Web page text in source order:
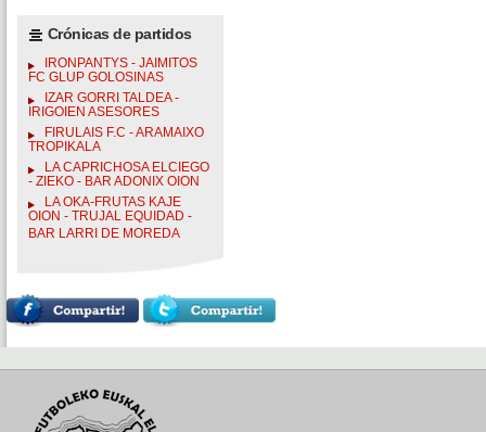
Crónicas de partidos
IRONPANTYS - JAIMITOS
FC GLUP GOLOSINAS
IZAR GORRI TALDEA -
IRIGOIEN ASESORES
FIRULAIS F.C - ARAMAIXO
TROPIKALA
LA CAPRICHOSA ELCIEGO
- ZIEKO - BAR ADONIX OION
LA OKA-FRUTAS KAJE
OION - TRUJAL EQUIDAD -
BAR LARRI DE MOREDA